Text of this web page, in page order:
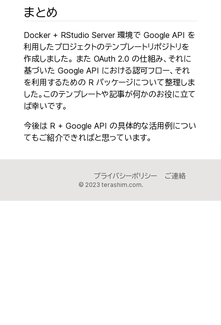
まとめ
Docker + RStudio Server 環境で Google API を
利用したプロジェクトのテンプレートリポジトリを
作成しました。 また OAuth 2.0 の仕組み、それに
基づいた Google API における認可フロー、それ
を利用するための R パッケージについて整理しま
した。このテンプレートや記事が何かのお役に立て
ば幸いです。
今後は R + Google API の具体的な活用例につい
てもご紹介できればと思っています。
プライバシーポリシー ご連絡
© 2023 terashim.com.